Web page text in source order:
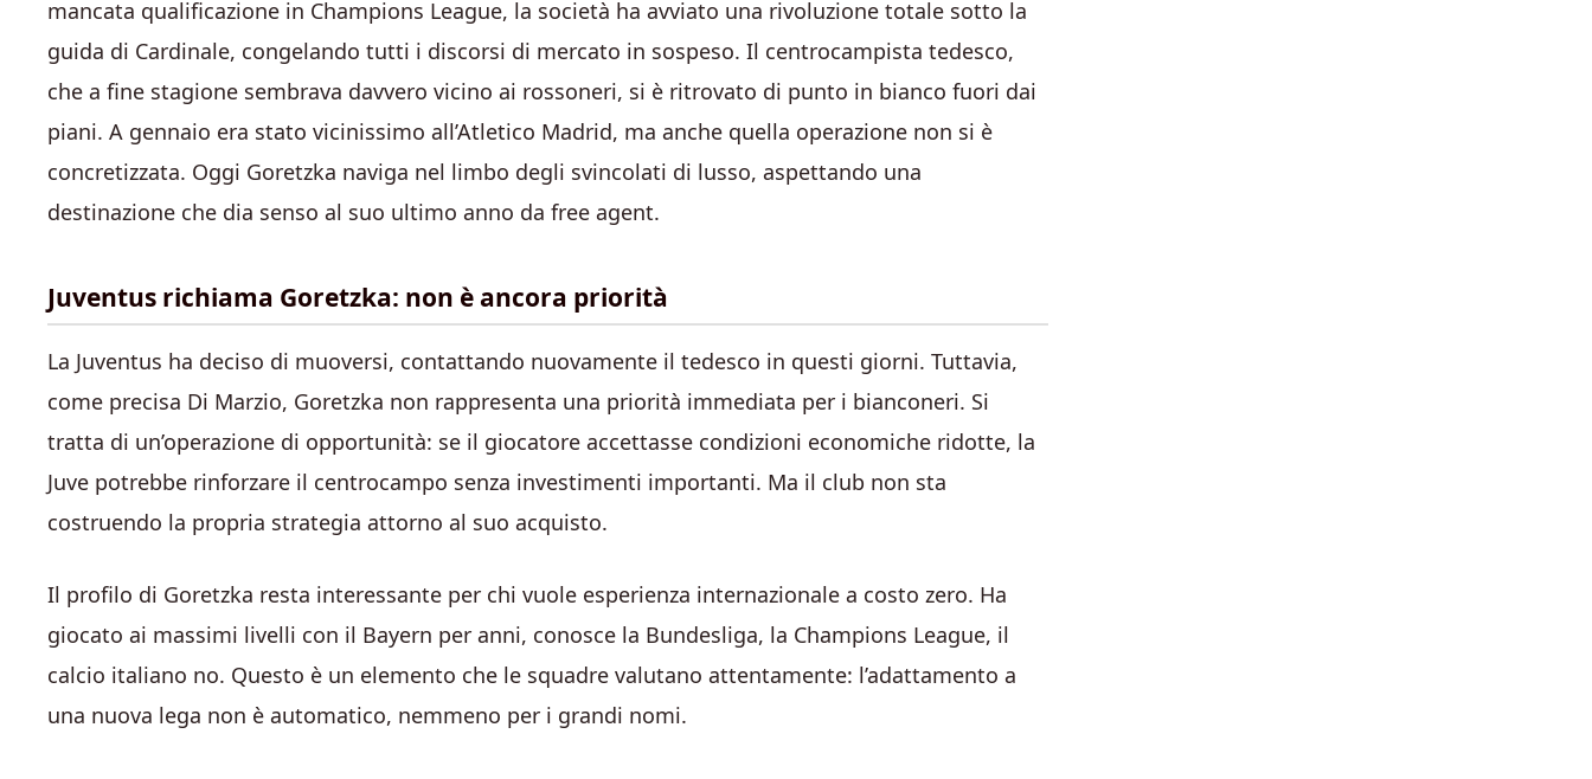
mancata qualificazione in Champions League, la società ha avviato una rivoluzione totale sotto la
guida di Cardinale, congelando tutti i discorsi di mercato in sospeso. Il centrocampista tedesco,
che a fine stagione sembrava davvero vicino ai rossoneri, si è ritrovato di punto in bianco fuori dai
piani. A gennaio era stato vicinissimo all’Atletico Madrid, ma anche quella operazione non si è
concretizzata. Oggi Goretzka naviga nel limbo degli svincolati di lusso, aspettando una
destinazione che dia senso al suo ultimo anno da free agent.
Juventus richiama Goretzka: non è ancora priorità
La Juventus ha deciso di muoversi, contattando nuovamente il tedesco in questi giorni. Tuttavia,
come precisa Di Marzio, Goretzka non rappresenta una priorità immediata per i bianconeri. Si
tratta di un’operazione di opportunità: se il giocatore accettasse condizioni economiche ridotte, la
Juve potrebbe rinforzare il centrocampo senza investimenti importanti. Ma il club non sta
costruendo la propria strategia attorno al suo acquisto.
Il profilo di Goretzka resta interessante per chi vuole esperienza internazionale a costo zero. Ha
giocato ai massimi livelli con il Bayern per anni, conosce la Bundesliga, la Champions League, il
calcio italiano no. Questo è un elemento che le squadre valutano attentamente: l’adattamento a
una nuova lega non è automatico, nemmeno per i grandi nomi.